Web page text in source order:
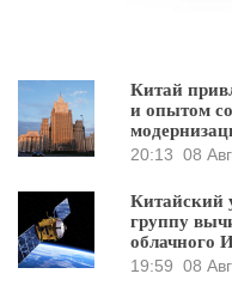
Китай
и опытом
20:13 08
Китайский
группу
облачного
19:59 08